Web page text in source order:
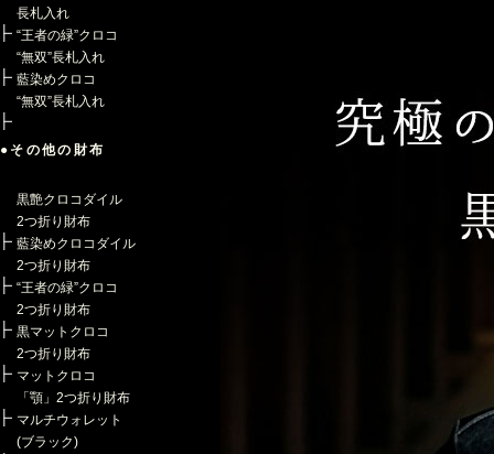
長札入れ
“王者の緑”クロコ
“無双”長札入れ
藍染めクロコ
“無双”長札入れ
●その他の財布
黒艶クロコダイル
2つ折り財布
藍染めクロコダイル
2つ折り財布
“王者の緑”クロコ
2つ折り財布
黒マットクロコ
2つ折り財布
マットクロコ
「顎」2つ折り財布
マルチウォレット
(ブラック)